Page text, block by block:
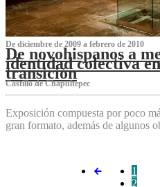
De diciembre de 2009 a febrero de 2010
De novohispanos a
identidad colectiva
transición
Castillo de Chapultepec
Exposición compuesta por poco
gran formato, además de algunos
1
2